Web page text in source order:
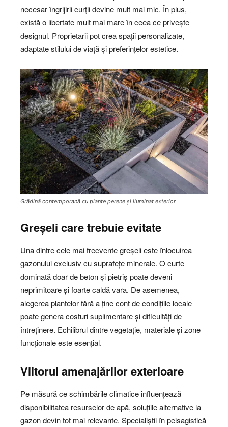
necesar îngrijirii curții devine mult mai mic. În plus,
există o libertate mult mai mare în ceea ce privește
designul. Proprietarii pot crea spații personalizate,
adaptate stilului de viață și preferințelor estetice.
Grădină contemporană cu plante perene și iluminat exterior
Greșeli care trebuie evitate
Una dintre cele mai frecvente greșeli este înlocuirea
gazonului exclusiv cu suprafețe minerale. O curte
dominată doar de beton și pietriș poate deveni
neprimitoare și foarte caldă vara. De asemenea,
alegerea plantelor fără a ține cont de condițiile locale
poate genera costuri suplimentare și dificultăți de
întreținere. Echilibrul dintre vegetație, materiale și zone
funcționale este esențial.
Viitorul amenajărilor exterioare
Pe măsură ce schimbările climatice influențează
disponibilitatea resurselor de apă, soluțiile alternative la
gazon devin tot mai relevante. Specialiștii în peisagistică